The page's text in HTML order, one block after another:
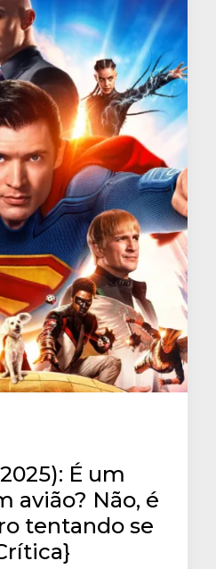
É um
avião? Não, é
tentando se